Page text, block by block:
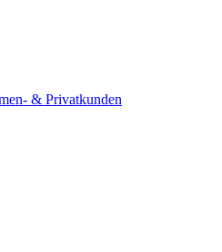
& Privatkunden